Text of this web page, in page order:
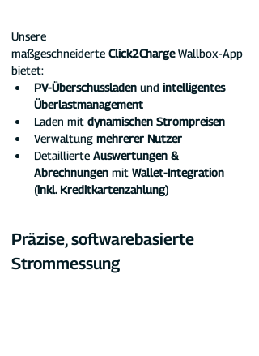
Unsere
maßgeschneiderte Click2Charge Wallbox-App
bietet:
PV-Überschussladen und intelligentes
Überlastmanagement
Laden mit dynamischen Strompreisen
Verwaltung mehrerer Nutzer
Detaillierte Auswertungen &
Abrechnungen mit Wallet-Integration
(inkl. Kreditkartenzahlung)
Präzise, softwarebasierte
Strommessung